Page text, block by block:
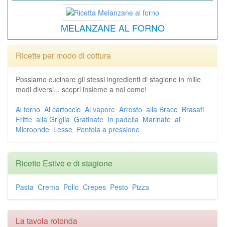
MELANZANE AL FORNO
Ricette per modo di cottura
Possiamo cucinare gli stessi ingredienti di stagione in mille
modi diversi... scopri insieme a noi come!
Al forno Al cartoccio Al vapore Arrosto alla Brace Brasati
Fritte alla Griglia Gratinate In padella Marinate al
Microonde Lesse Pentola a pressione
Ricette Estive e di stagione
Pasta Crema Pollo Crepes Pesto Pizza
La tavola rotonda